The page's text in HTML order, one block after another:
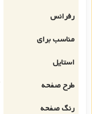
رفرانس
مناسب برای
استایل
طرح صفحه
رنگ صفحه